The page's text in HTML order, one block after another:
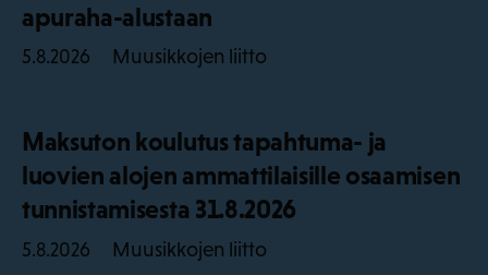
apuraha-alustaan
5.8.2026 Muusikkojen liitto
Maksuton koulutus tapahtuma- ja
luovien alojen ammattilaisille osaamisen
tunnistamisesta 31.8.2026
5.8.2026 Muusikkojen liitto